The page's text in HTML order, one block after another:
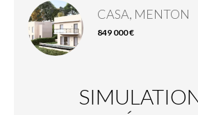
CASA, MENTON
849 000 €